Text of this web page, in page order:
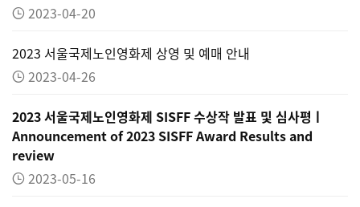
2023-04-20
2023 서울국제노인영화제 상영 및 예매 안내
2023-04-26
2023 서울국제노인영화제 SISFF 수상작 발표 및 심사평ㅣ
Announcement of 2023 SISFF Award Results and
review
2023-05-16